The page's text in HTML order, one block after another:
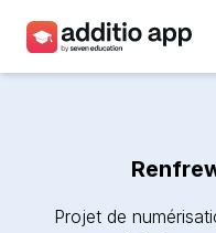
Projet de